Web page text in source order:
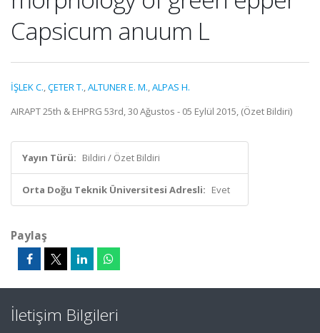
Capsicum anuum L
İŞLEK C.,ÇETER T.,ALTUNER E. M.,ALPAS H.
AIRAPT 25th & EHPRG 53rd, 30 Ağustos - 05 Eylül 2015, (Özet Bildiri)
Yayın Türü: Bildiri / Özet Bildiri
Orta Doğu Teknik Üniversitesi Adresli: Evet
Paylaş
İletişim Bilgileri